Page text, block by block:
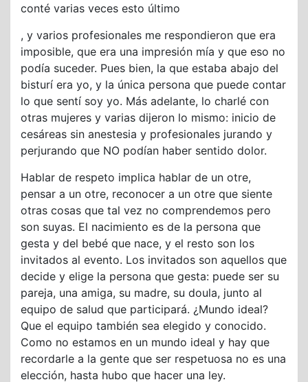
conté varias veces esto último
, y varios profesionales me respondieron que era
imposible, que era una impresión mía y que eso no
podía suceder. Pues bien, la que estaba abajo del
bisturí era yo, y la única persona que puede contar
lo que sentí soy yo. Más adelante, lo charlé con
otras mujeres y varias dijeron lo mismo: inicio de
cesáreas sin anestesia y profesionales jurando y
perjurando que NO podían haber sentido dolor.
Hablar de respeto implica hablar de un otre,
pensar a un otre, reconocer a un otre que siente
otras cosas que tal vez no comprendemos pero
son suyas. El nacimiento es de la persona que
gesta y del bebé que nace, y el resto son los
invitados al evento. Los invitados son aquellos que
decide y elige la persona que gesta: puede ser su
pareja, una amiga, su madre, su doula, junto al
equipo de salud que participará. ¿Mundo ideal?
Que el equipo también sea elegido y conocido.
Como no estamos en un mundo ideal y hay que
recordarle a la gente que ser respetuosa no es una
elección, hasta hubo que hacer una ley.